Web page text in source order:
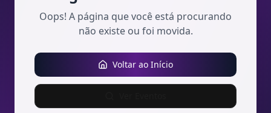
Oops! A página que você está procurando
não existe ou foi movida.
Voltar ao Início